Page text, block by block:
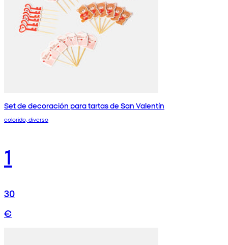
Set de decoración para tartas de San Valentín
colorido, diverso
1
30
€